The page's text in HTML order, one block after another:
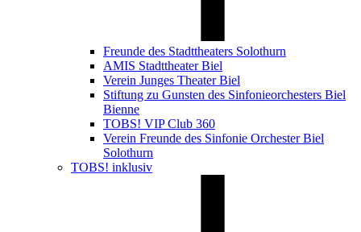
Freunde des Stadttheaters Solothurn
AMIS Stadttheater Biel
Verein Junges Theater Biel
Stiftung zu Gunsten des Sinfonieorchesters Biel
Bienne
TOBS! VIP Club 360
Verein Freunde des Sinfonie Orchester Biel
Solothurn
TOBS! inklusiv